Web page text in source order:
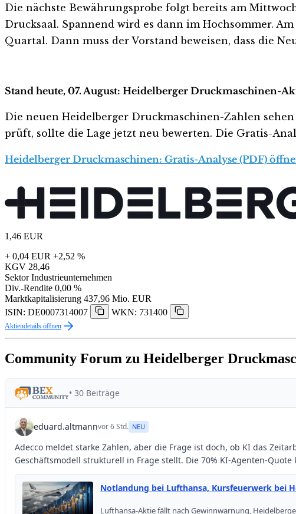
Die nächste Bewährungsprobe folgt bereits am
Drucksaal. Spannend wird es dann im Hochsommer.
Quartal. Dann muss der Vorstand beweisen, dass die
Stand heute, 07. August: Heidelberger Druckmaschinen-
Die neuen Heidelberger Druckmaschinen-Zahlen
prüft, sollte die Lage jetzt neu bewerten. Die Gratis-
Heidelberger Druckmaschinen: Gratis-Analyse (PDF)
1,46 EUR
+ 0,04 EUR +2,52 %
KGV 28,46
Sektor Industrieunternehmen
Div.-Rendite 0,00 %
Marktkapitalisierung 437,96 Mio. EUR
ISIN: DE0007314007
WKN: 731400
Aktiendetails öffnen
Community Forum zu Heidelberger